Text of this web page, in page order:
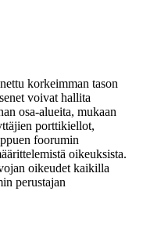
korkeimman tason
voivat hallita
osa-alueita, mukaan
porttikiellot,
foorumin
oikeuksista.
oikeudet kaikilla
perustajan